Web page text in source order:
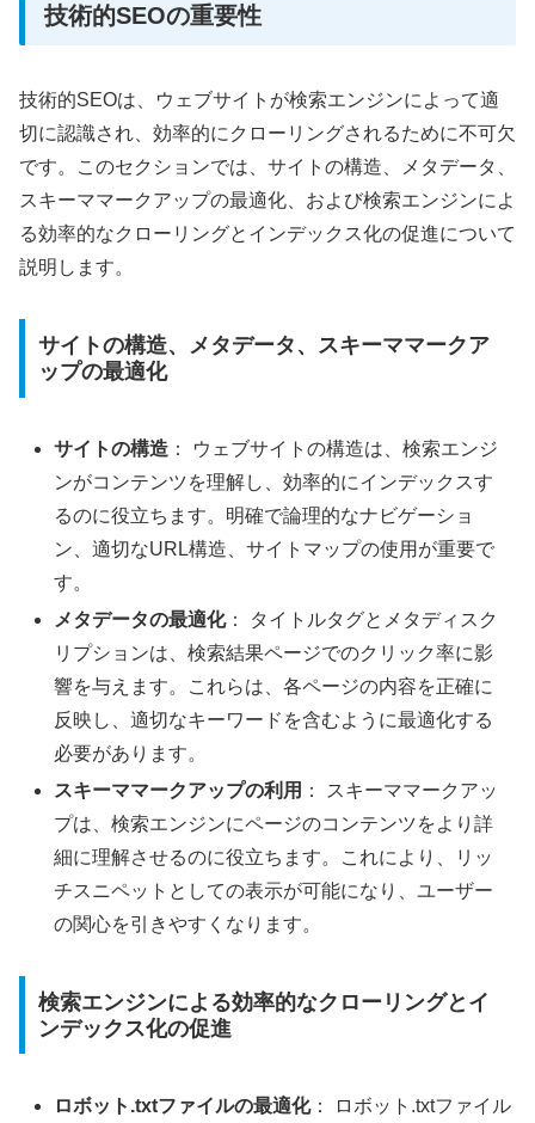
技術的SEOの重要性
技術的SEOは、ウェブサイトが検索エンジンによって適
切に認識され、効率的にクローリングされるために不可欠
です。このセクションでは、サイトの構造、メタデータ、
スキーママークアップの最適化、および検索エンジンによ
る効率的なクローリングとインデックス化の促進について
説明します。
サイトの構造、メタデータ、スキーママークア
ップの最適化
サイトの構造 ： ウェブサイトの構造は、検索エンジ
ンがコンテンツを理解し、効率的にインデックスす
るのに役立ちます。明確で論理的なナビゲーショ
ン、適切なURL構造、サイトマップの使用が重要で
す。
メタデータの最適化： タイトルタグとメタディスク
リプションは、検索結果ページでのクリック率に影
響を与えます。これらは、各ページの内容を正確に
反映し、適切なキーワードを含むように最適化する
必要があります。
スキーママークアップの利用 ： スキーママークアッ
プは、検索エンジンにページのコンテンツをより詳
細に理解させるのに役立ちます。これにより、リッ
チスニペットとしての表示が可能になり、ユーザー
の関心を引きやすくなります。
検索エンジンによる効率的なクローリングとイ
ンデックス化の促進
ロボット.txtファイルの最適化： ロボット.txtファイル